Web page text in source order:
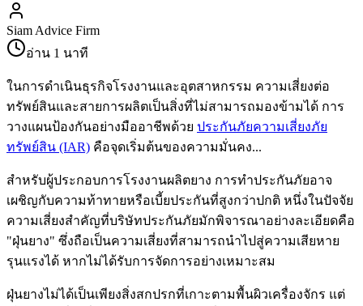
Siam Advice Firm
อ่าน 1 นาที
ในการดำเนินธุรกิจโรงงานและอุตสาหกรรม ความเสี่ยงต่อ
ทรัพย์สินและสายการผลิตเป็นสิ่งที่ไม่สามารถมองข้ามได้ การ
วางแผนป้องกันอย่างมืออาชีพด้วย ประกันภัยความเสี่ยงภัย
ทรัพย์สิน (IAR) คือจุดเริ่มต้นของความมั่นคง...
สำหรับผู้ประกอบการโรงงานผลิตยาง การทำประกันภัยอาจ
เผชิญกับความท้าทายหรือเบี้ยประกันที่สูงกว่าปกติ หนึ่งในปัจจัย
ความเสี่ยงสำคัญที่บริษัทประกันภัยมักพิจารณาอย่างละเอียดคือ
"ฝุ่นยาง" ซึ่งถือเป็นความเสี่ยงที่สามารถนำไปสู่ความเสียหาย
รุนแรงได้ หากไม่ได้รับการจัดการอย่างเหมาะสม
ฝุ่นยางไม่ได้เป็นเพียงสิ่งสกปรกที่เกาะตามพื้นผิวเครื่องจักร แต่